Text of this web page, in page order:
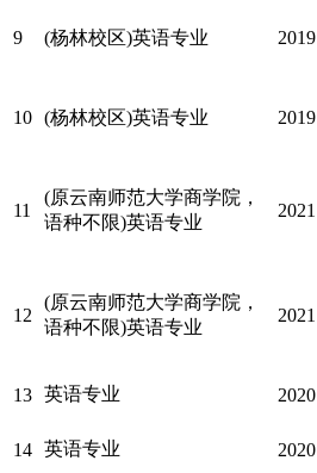
9 (杨林校区)英语专业 2019
10 (杨林校区)英语专业 2019
11
(原云南师范大学商学院，
语种不限)英语专业
2021
12
(原云南师范大学商学院，
语种不限)英语专业
2021
13 英语专业 2020
14 英语专业 2020